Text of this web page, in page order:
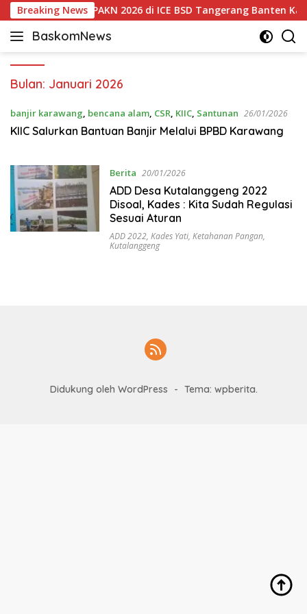
Langsung
ke
konten
Breaking News
Jelas! Kontes PPAKN 2026 di ICE BSD Tangerang Banten
BaskomNews
Informasi
dan
Bulan: Januari 2026
banjir karawang, bencana alam, CSR, KIIC, Santunan 26/01/2026
KIIC Salurkan Bantuan Banjir Melalui BPBD Karawang
Berita 20/01/2026
ADD Desa Kutalanggeng 2022
Disoal, Kades : Kita Sudah Regulasi
Sesuai Aturan
ADD 2022, Kades Yati, Ketahanan Pangan,
Kutalanggeng
Didukung oleh WordPress - Tema: wpberita.